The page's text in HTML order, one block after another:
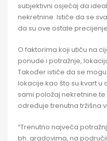
subjektivni osjećaj da
nekretnine. Ističe da se
da su ove ostale
O faktorima koji utiču na
ponude i potražnje,
Također ističe da se
lokacije kao što su kvart u
sami položaj nekretnine
određuje trenutna tržišna
“Trenutno najveća
bh. gradovima, na